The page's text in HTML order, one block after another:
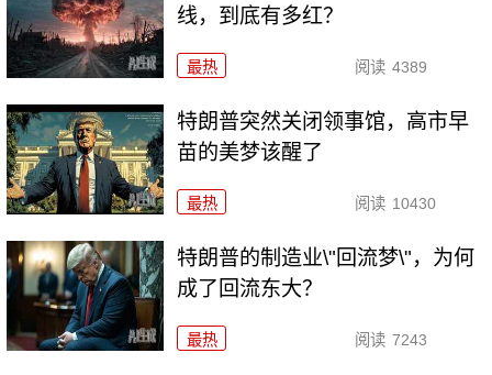
线，到底有多红？
最热 阅读 4389
特朗普突然关闭领事馆，高市早
苗的美梦该醒了
最热 阅读 10430
特朗普的制造业\"回流梦\"，为何
成了回流东大？
最热 阅读 7243